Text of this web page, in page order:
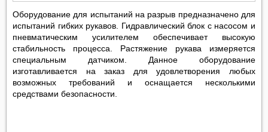
Оборудование для испытаний на разрыв предназначено для
испытаний гибких рукавов. Гидравлический блок с насосом и
пневматическим усилителем обеспечивает высокую
стабильность процесса. Растяжение рукава измеряется
специальным датчиком. Данное оборудование
изготавливается на заказ для удовлетворения любых
возможных требований и оснащается несколькими
средствами безопасности.